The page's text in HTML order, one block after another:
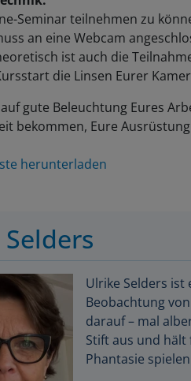
Seminar teilnehmen zu
an eine Webcam
ist auch die
die Linsen Eurer
gute Beleuchtung Eures
bekommen, Eure
herunterladen
Ulrike Selders ist
Beobachtung
darauf – mal
Stift aus und hält
Phantasie